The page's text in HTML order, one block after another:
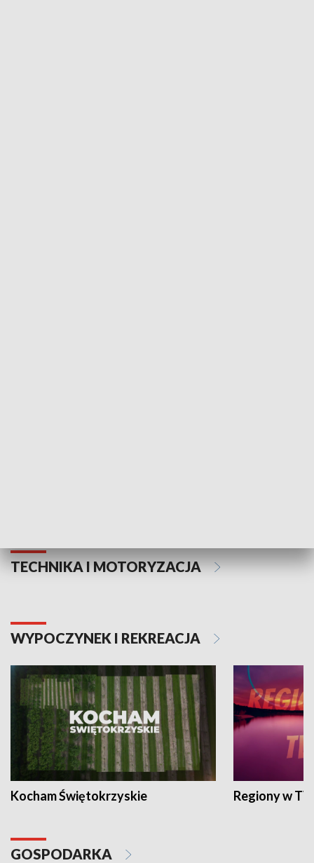
TECHNIKA I MOTORYZACJA
WYPOCZYNEK I REKREACJA
Kocham Świętokrzyskie Regiony w
GOSPODARKA